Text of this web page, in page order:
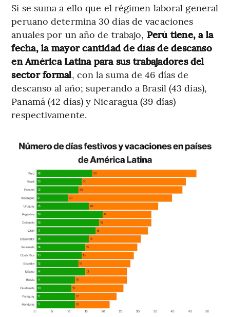
Si se suma a ello que el régimen laboral general
peruano determina 30 días de vacaciones
anuales por un año de trabajo, Perú tiene, a la
fecha, la mayor cantidad de días de descanso
en América Latina para sus trabajadores del
sector formal, con la suma de 46 días de
descanso al año; superando a Brasil (43 días),
Panamá (42 días) y Nicaragua (39 días)
respectivamente.